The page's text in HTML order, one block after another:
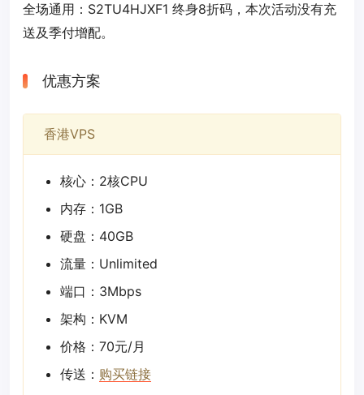
全场通用： S2TU4HJXF1 终身8折码，本次活动没有充
送及季付增配。
优惠方案
香港VPS
核心：2核CPU
内存：1GB
硬盘：40GB
流量：Unlimited
端口：3Mbps
架构：KVM
价格：70元/月
传送： 购买链接